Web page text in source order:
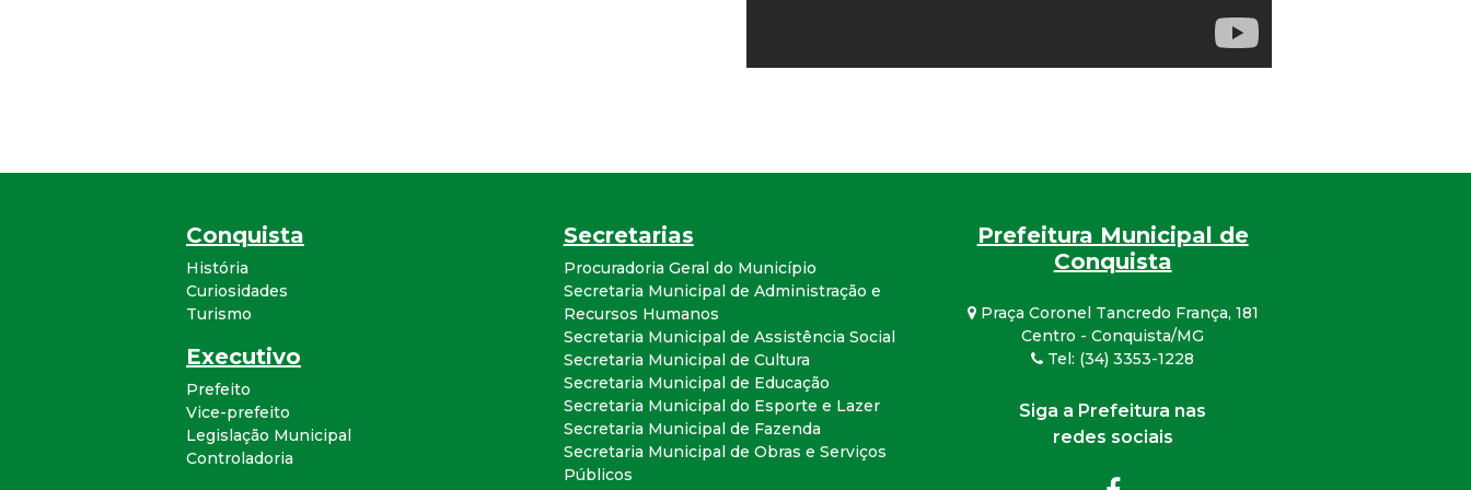
n
i
c
i
p
Conquista
História
Curiosidades
Turismo
Executivo
Prefeito
Vice-prefeito
Legislação Municipal
Controladoria
Secretarias
Procuradoria Geral do Município
Secretaria Municipal de Administração e
Recursos Humanos
Secretaria Municipal de Assistência Social
Secretaria Municipal de Cultura
Secretaria Municipal de Educação
Secretaria Municipal do Esporte e Lazer
Secretaria Municipal de Fazenda
Secretaria Municipal de Obras e Serviços
Públicos
Prefeitura Municipal de
Conquista
Praça Coronel Tancredo França, 181
Centro - Conquista/MG
Tel: (34) 3353-1228
Siga a Prefeitura nas
redes sociais